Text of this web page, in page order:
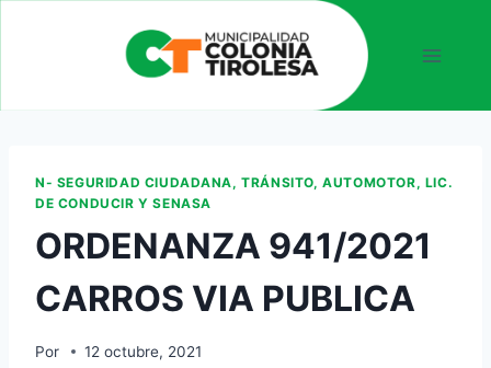
N- SEGURIDAD CIUDADANA, TRÁNSITO, AUTOMOTOR, LIC.
DE CONDUCIR Y SENASA
ORDENANZA 941/2021
CARROS VIA PUBLICA
Por 12 octubre, 2021